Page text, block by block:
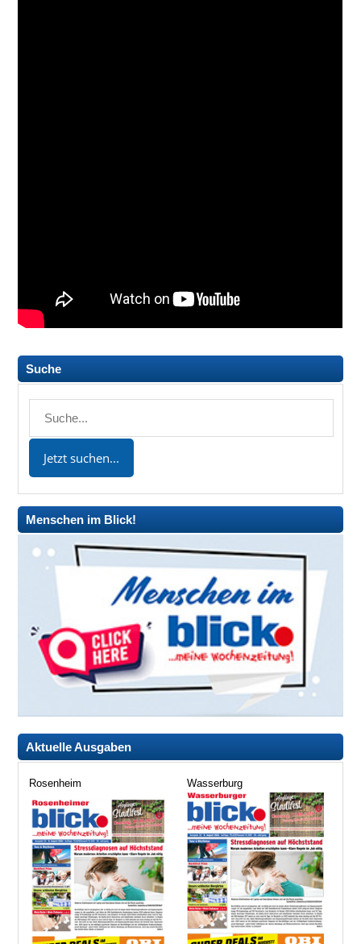
Suche
Menschen im Blick!
Aktuelle Ausgaben
Rosenheim Wasserburg